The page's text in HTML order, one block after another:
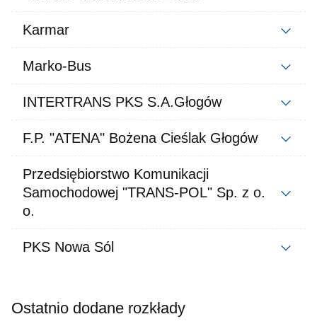
Karmar
Marko-Bus
INTERTRANS PKS S.A.Głogów
F.P. "ATENA" Bożena Cieślak Głogów
Przedsiębiorstwo Komunikacji
Samochodowej "TRANS-POL" Sp. z o.
o.
PKS Nowa Sól
Ostatnio dodane rozkłady